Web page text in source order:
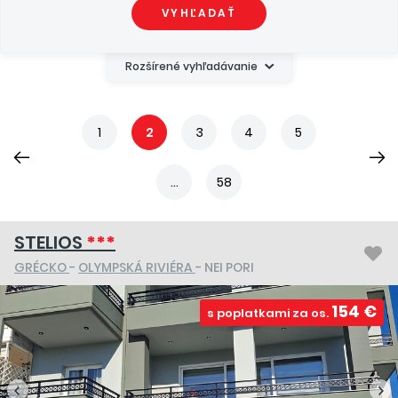
Rozšírené vyhľadávanie
VYHĽADAŤ
1 2 3 4 5
... 58
STELIOS ***
GRÉCKO- OLYMPSKÁ RIVIÉRA - NEI PORI
s poplatkami za os. 154 €